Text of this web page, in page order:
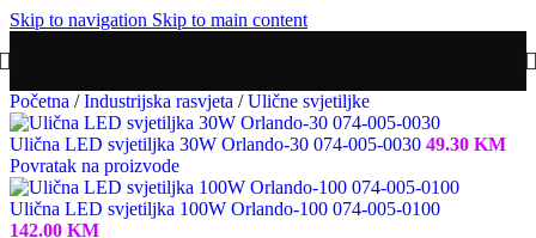
Skip to navigation Skip to main content
Početna / Industrijska rasvjeta / Ulične svjetiljke
Ulična LED svjetiljka 30W Orlando-30 074-005-0030 49.30 KM
Povratak na proizvode
Ulična LED svjetiljka 100W Orlando-100 074-005-0100
142.00 KM